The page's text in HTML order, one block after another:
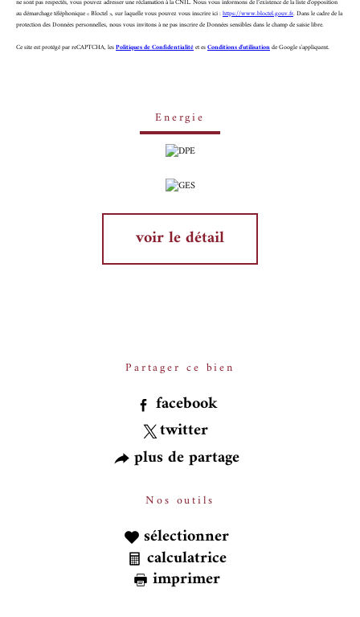
ne sont pas respectés, vous pouvez adresser une réclamation à la CNIL. Nous vous informons de l’existence de la liste d'opposition
au démarchage téléphonique « Bloctel », sur laquelle vous pouvez vous inscrire ici :https://www.bloctel.gouv.fr. Dans le cadre de la
protection des Données personnelles, nous vous invitons à ne pas inscrire de Données sensibles dans le champ de saisie libre.
Ce site est protégé par reCAPTCHA, lesPolitiques de Confidentialitéet esConditions d'utilisationde Google s'appliquent.
Energie
voir le détail
Partager ce bien
facebook
twitter
plus de partage
Nos outils
sélectionner
calculatrice
imprimer